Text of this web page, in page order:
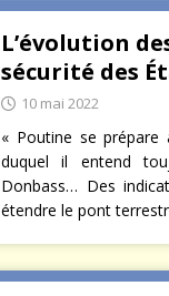
L’évolution
sécurité des
10 mai 2022
« Poutine se
duquel il entend
Donbass… Des
étendre le pont